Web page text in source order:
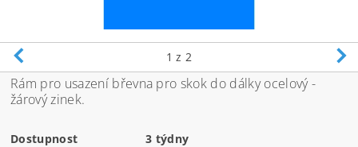
1 z 2
Rám pro usazení břevna pro skok do dálky ocelový -
žárový zinek.
Dostupnost 3 týdny